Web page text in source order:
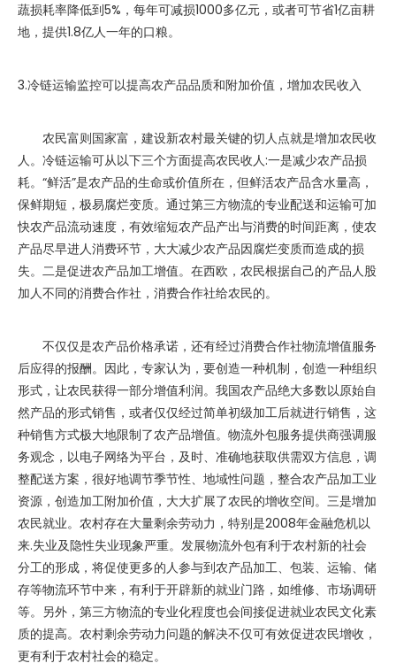
蔬损耗率降低到5%，每年可减损1000多亿元，或者可节省1亿亩耕
地，提供1.8亿人一年的口粮。
3.冷链运输监控可以提高农产品品质和附加价值，增加农民收入
农民富则国家富，建设新农村最关键的切人点就是增加农民收
人。冷链运输可从以下三个方面提高农民收人:一是减少农产品损
耗。“鲜活”是农产品的生命或价值所在，但鲜活农产品含水量高，
保鲜期短，极易腐烂变质。通过第三方物流的专业配送和运输可加
快农产品流动速度，有效缩短农产品产出与消费的时间距离，使农
产品尽早进人消费环节，大大减少农产品因腐烂变质而造成的损
失。二是促进农产品加工增值。在西欧，农民根据自己的产品人股
加人不同的消费合作社，消费合作社给农民的。
不仅仅是农产品价格承诺，还有经过消费合作社物流增值服务
后应得的报酬。因此，专家认为，要创造一种机制，创造一种组织
形式，让农民获得一部分增值利润。我国农产品绝大多数以原始自
然产品的形式销售，或者仅仅经过简单初级加工后就进行销售，这
种销售方式极大地限制了农产品增值。物流外包服务提供商强调服
务观念，以电子网络为平台，及时、准确地获取供需双方信息，调
整配送方案，很好地调节季节性、地域性问题，整合农产品加工业
资源，创造加工附加价值，大大扩展了农民的增收空间。三是增加
农民就业。农村存在大量剩余劳动力，特别是2008年金融危机以
来.失业及隐性失业现象严重。发展物流外包有利于农村新的社会
分工的形成，将促使更多的人参与到农产品加工、包装、运输、储
存等物流环节中来，有利于开辟新的就业门路，如维修、市场调研
等。另外，第三方物流的专业化程度也会间接促进就业农民文化素
质的提高。农村剩余劳动力问题的解决不仅可有效促进农民增收，
更有利于农村社会的稳定。